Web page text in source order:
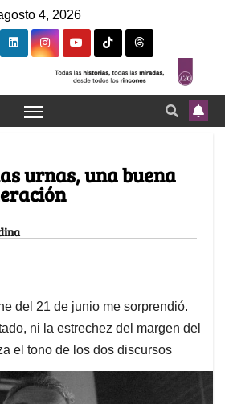
4, 2026
urnas, una buena
del 21 de junio me sorprendió.
ni la estrechez del margen del
el tono de los dos discursos